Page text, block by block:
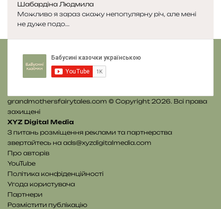
Шабардіна Людмила
Можливо я зараз скажу непопулярну річ, але мені
не дуже подо...
grandmothersfairytales.com © Copyright 2026. Всі права
захищені
XYZ Digital Media
З питань розміщення реклами та партнерства
звертайтесь на ads@xyzdigitalmedia.com
Про авторів
YouTube
Політика конфіденційності
Угода користувача
Партнери
Розмістити публікацію